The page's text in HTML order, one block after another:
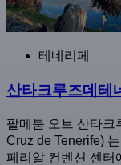
테네리페
산타크루즈데테
팔메툼 오브 산타크
Cruz de Tenerife)
페리알 컨벤션 센터